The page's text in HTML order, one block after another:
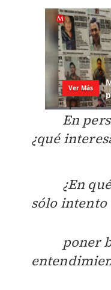
En
¿qué
¿En qué
sólo intento
poner